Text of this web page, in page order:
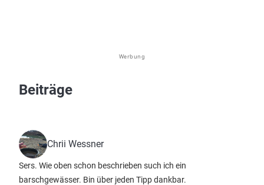
Werbung
Beiträge
Chrii Wessner
Sers. Wie oben schon beschrieben such ich ein
barschgewässer. Bin über jeden Tipp dankbar.